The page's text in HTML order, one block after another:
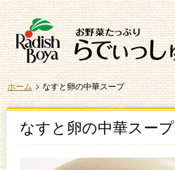
ホーム なすと卵の中華スープ
なすと卵の中華スープ